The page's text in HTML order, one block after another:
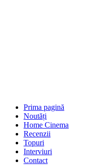
Prima pagină
Noutăți
Home Cinema
Recenzii
Topuri
Interviuri
Contact